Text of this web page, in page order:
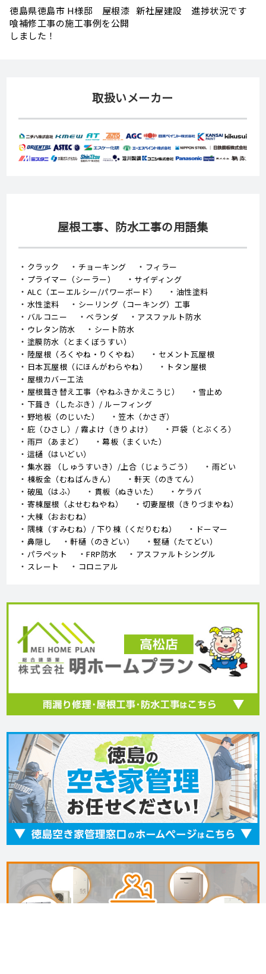
夏季休業のお知らせ
【社屋移転のお知らせ】
取扱いメーカー
屋根工事、防水工事の用語集
クラック チョーキング
フィラー
プライマー（シーラー）
サイディング
ALC（エーエルシー/パワーボード）
油性塗料
水性塗料
シーリング（コーキング）工事
バルコニー
ベランダ
アスファルト防水
ウレタン防水
シート防水
塗膜防水（とまくぼうすい）
陸屋根（ろくやね・りくやね）
セメント瓦屋根
日本瓦屋根（にほんがわらやね）
トタン屋根
屋根カバー工法
屋根葺き替え工事（やねふきかえこうじ）
雪止め
下葺き（したぶき）/ ルーフィング
野地板（のじいた）
笠木（かさぎ）
庇（ひさし）/ 霧よけ（きりよけ）
戸袋（とぶくろ）
雨戸（あまど）
幕板（まくいた）
這樋（はいどい）
集水器 （しゅうすいき）/上合（じょうごう）
雨どい
棟板金（むねばんきん）
軒天（のきてん）
破風（はふ）
貫板（ぬきいた）
ケラバ
寄棟屋根（よせむねやね）
切妻屋根（きりづまやね）
大棟（おおむね）
隅棟（すみむね）/ 下り棟（くだりむね）
ドーマー
鼻隠し
軒樋（のきどい）
竪樋（たてどい）
パラペット
FRP防水
アスファルトシングル
スレート
コロニアル